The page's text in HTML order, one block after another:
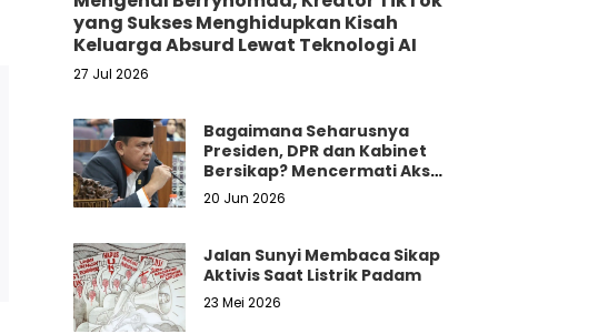
yang Sukses Menghidupkan Kisah
Keluarga Absurd Lewat Teknologi AI
27 Jul 2026
Bagaimana Seharusnya
Presiden, DPR dan Kabinet
Bersikap? Mencermati Aksi
Damai Mahasiswa dan
Masyarakat
20 Jun 2026
Jalan Sunyi Membaca Sikap
Aktivis Saat Listrik Padam
23 Mei 2026